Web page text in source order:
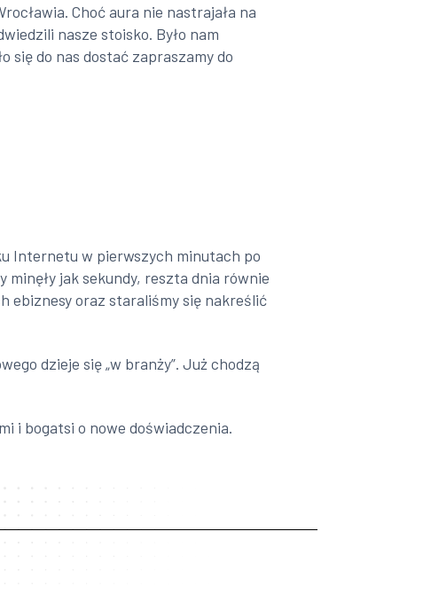
Choć aura nie nastrajała na
nasze stoisko. Było nam
się do nas dostać zapraszamy do
Internetu w pierwszych minutach po
jak sekundy, reszta dnia równie
ebiznesy oraz staraliśmy się nakreślić
dzieje się „w branży”. Już chodzą
i bogatsi o nowe doświadczenia.